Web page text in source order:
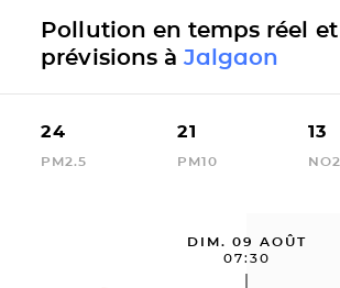
Pollution en temps réel et
prévisions à Jalgaon
24
PM2.5
21
PM10
13
NO2
DIM. 09 AOÛT
07:30